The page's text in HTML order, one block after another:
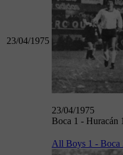
23/04/1975
23/04/1975
Boca 1 - Huracán 1
All Boys 1 - Boca